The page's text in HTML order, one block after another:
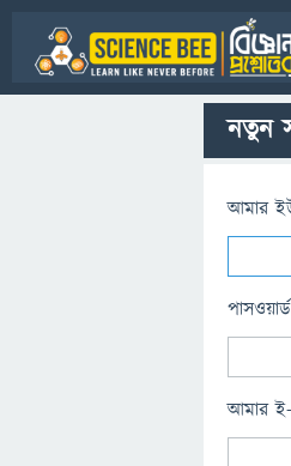
নতুন
আমার
আমার